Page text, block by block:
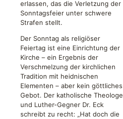
erlassen, das die Verletzung der
Sonntagsfeier unter schwere
Strafen stellt.
Der Sonntag als religiöser
Feiertag ist eine Einrichtung der
Kirche – ein Ergebnis der
Verschmelzung der kirchlichen
Tradition mit heidnischen
Elementen – aber kein göttliches
Gebot. Der katholische Theologe
und Luther-Gegner Dr. Eck
schreibt zu recht: „Hat doch die